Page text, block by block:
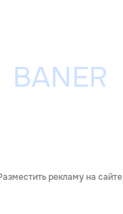
рекламу на сайте